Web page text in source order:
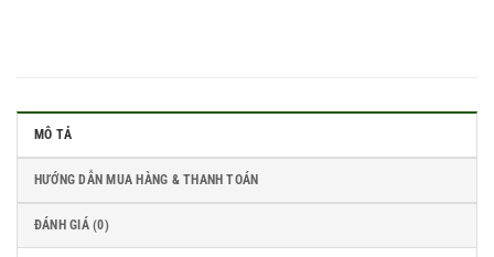
MÔ TẢ
HƯỚNG DẪN MUA HÀNG & THANH TOÁN
ĐÁNH GIÁ (0)